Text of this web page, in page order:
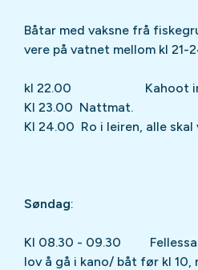
Båtar med vaksne frå
vere på vatnet mellom kl 21-
kl 22.00 Kahoot
Kl 23.00 Nattmat.
Kl 24.00 Ro i leiren, alle skal
Søndag:
Kl 08.30 - 09.30
lov å gå i kano/ båt før kl 10,